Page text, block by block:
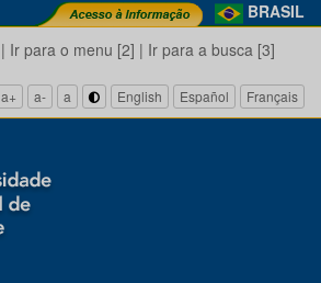
BRASIL
| Ir para o menu [2] | Ir para a busca [3]
a+ a- a English Español Français